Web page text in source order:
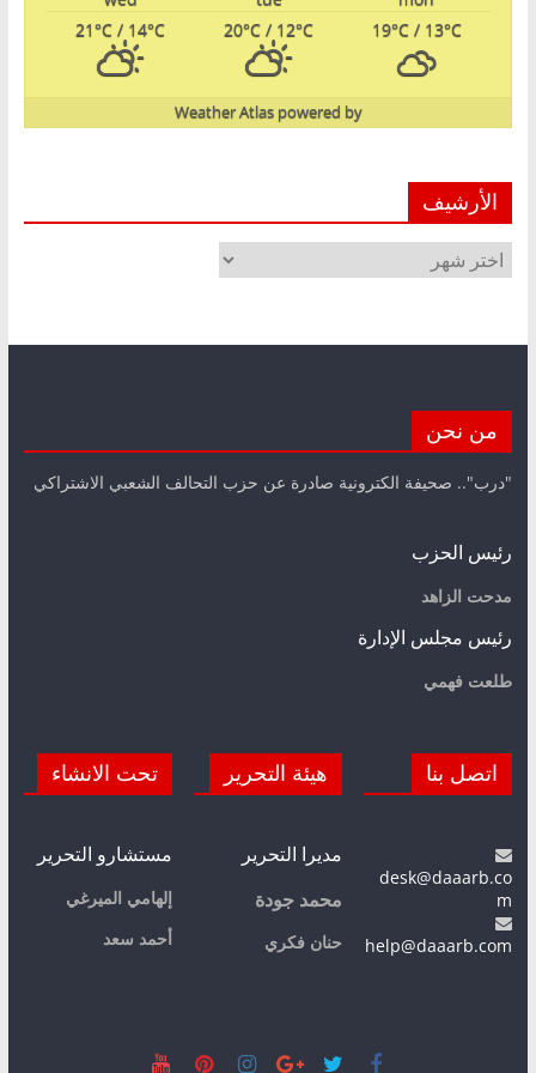
19°C/ 13°C
20°C / 12°C
21°C / 14°C
powered by
Weather Atlas
الأرشيف
الأرشيف
من نحن
"درب".. صحيفة الكترونية صادرة عن حزب التحالف الشعبي الاشتراكي
رئيس الحزب
مدحت الزاهد
رئيس مجلس الإدارة
طلعت فهمي
اتصل بنا
desk@daaarb.co
m
help@daaarb.com
هيئة التحرير
مديرا التحرير
محمد جودة
حنان فكري
تحت الانشاء
مستشارو التحرير
إلهامي الميرغي
أحمد سعد